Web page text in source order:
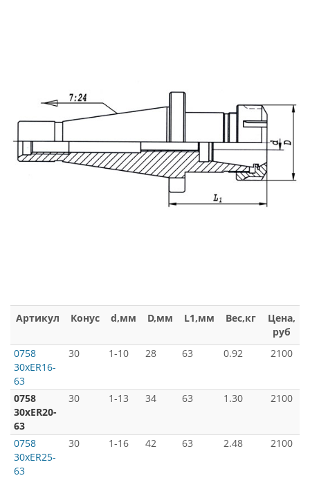
Артикул Конус d,мм D,мм L1,мм Вес,кг
Цена,
руб
0758
30xER16-
63
30 1-10 28 63 0.92 2100
0758
30xER20-
63
30 1-13 34 63 1.30 2100
0758
30xER25-
63
30 1-16 42 63 2.48 2100